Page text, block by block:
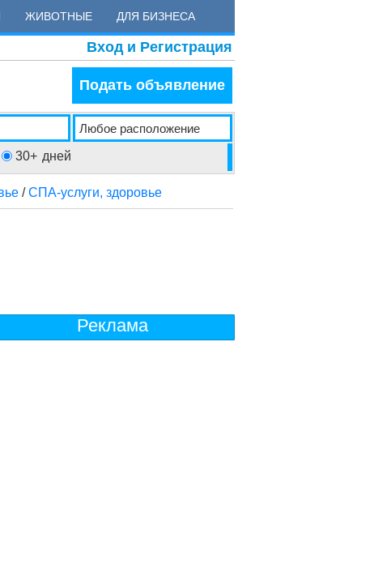
ЖИВОТНЫЕ ДЛЯ БИЗНЕСА
Вход и Регистрация
Подать объявление
30+ дней
/СПА-услуги, здоровье
Реклама